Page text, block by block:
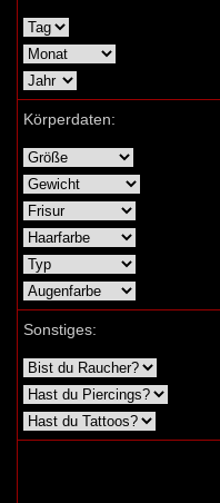
Körperdaten:
Sonstiges: